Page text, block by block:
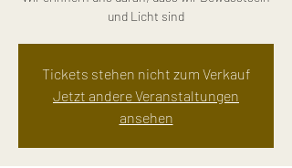
und Licht sind
Tickets stehen nicht zum Verkauf
Jetzt andere Veranstaltungen
ansehen